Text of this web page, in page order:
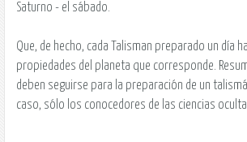
Saturno - el sábado.
Que, de hecho, cada Talisman preparado un día
propiedades del planeta que corresponde.
deben seguirse para la preparación de un
caso, sólo los conocedores de las ciencias